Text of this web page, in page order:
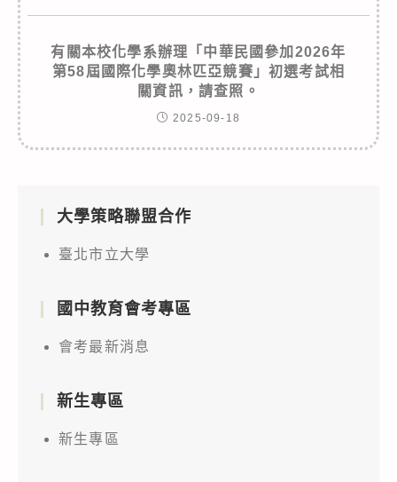
有關本校化學系辦理「中華民國參加2026年
第58屆國際化學奧林匹亞競賽」初選考試相
關資訊，請查照。
2025-09-18
大學策略聯盟合作
臺北市立大學
國中教育會考專區
會考最新消息
新生專區
新生專區